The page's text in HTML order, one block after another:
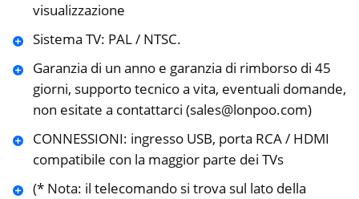
visualizzazione
Sistema TV: PAL / NTSC.
Garanzia di un anno e garanzia di rimborso di 45
giorni, supporto tecnico a vita, eventuali domande,
non esitate a contattarci (sales@lonpoo.com)
CONNESSIONI: ingresso USB, porta RCA / HDMI
compatibile con la maggior parte dei TVs
(* Nota: il telecomando si trova sul lato della